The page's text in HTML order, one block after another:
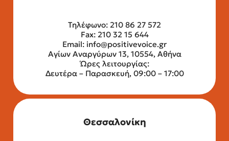
Τηλέφωνο: 210 86 27 572
Fax: 210 32 15 644
Email: info@positivevoice.gr
Αγίων Αναργύρων 13, 10554, Αθήνα
Ώρες λειτουργίας:
Δευτέρα – Παρασκευή, 09:00 – 17:00
Θεσσαλονίκη